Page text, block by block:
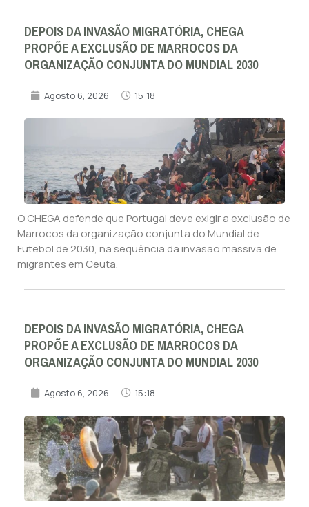
DEPOIS DA INVASÃO MIGRATÓRIA, CHEGA
PROPÕE A EXCLUSÃO DE MARROCOS DA
ORGANIZAÇÃO CONJUNTA DO MUNDIAL 2030
Agosto 6, 2026 15:18
O CHEGA defende que Portugal deve exigir a exclusão de
Marrocos da organização conjunta do Mundial de
Futebol de 2030, na sequência da invasão massiva de
migrantes em Ceuta.
DEPOIS DA INVASÃO MIGRATÓRIA, CHEGA
PROPÕE A EXCLUSÃO DE MARROCOS DA
ORGANIZAÇÃO CONJUNTA DO MUNDIAL 2030
Agosto 6, 2026 15:18